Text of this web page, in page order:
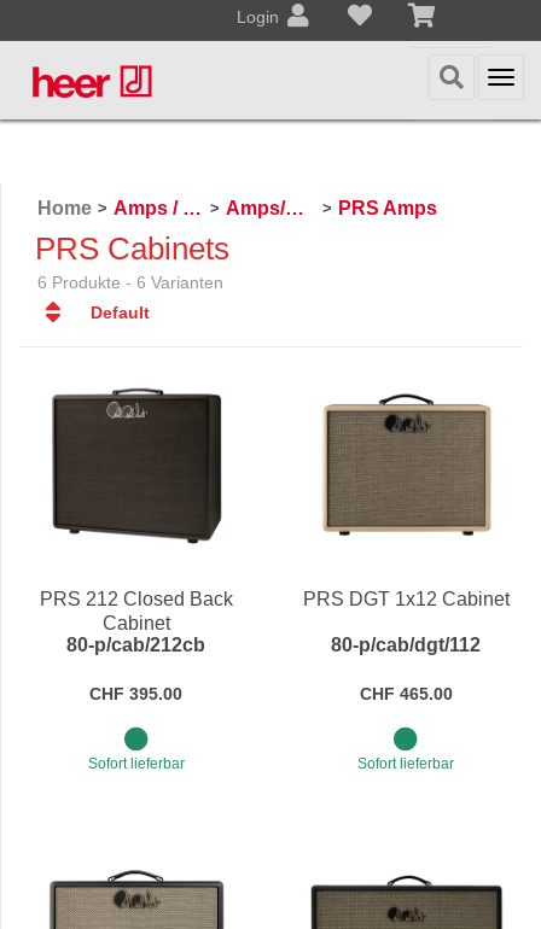
Login
Home > Amps / Effektpedale > Amps/Cabinets > PRS Amps
PRS Cabinets
6 Produkte - 6 Varianten
Default
Default
Datum
PRS 212 Closed Back
Cabinet
80-p/cab/212cb
CHF 395.00
Sofort lieferbar
PRS DGT 1x12 Cabinet
80-p/cab/dgt/112
CHF 465.00
Sofort lieferbar